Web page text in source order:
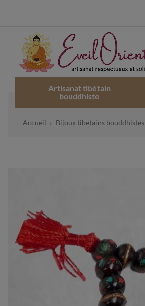
Artisanat tibétain
bouddhiste
Accueil Bijoux tibetains bouddhistes